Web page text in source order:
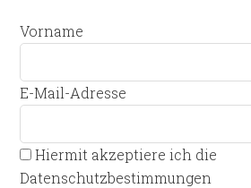
Vorname
E-Mail-Adresse
Hiermit akzeptiere ich die
Datenschutzbestimmungen